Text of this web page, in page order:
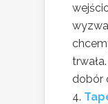
dobór